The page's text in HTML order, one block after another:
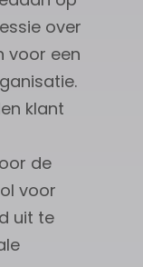
over
voor een
klant
de
voor
uit te